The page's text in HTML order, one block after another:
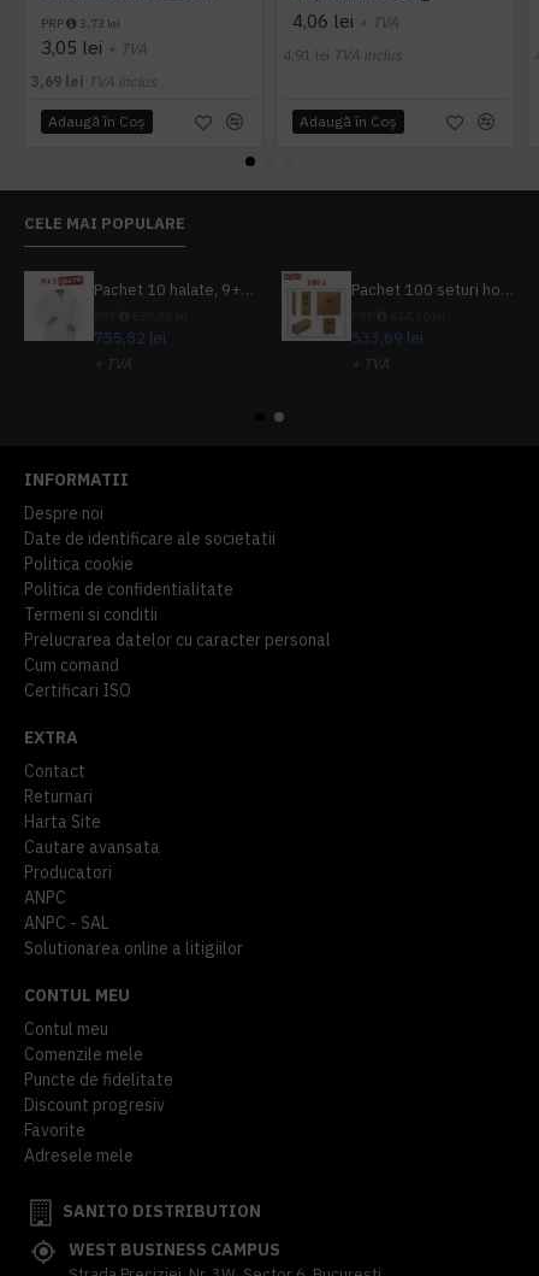
PRP 3,73 lei
3,05 lei + TVA
3,69 lei TVA inclus
Adaugă în Coş
4,06 lei + TVA
4,91 lei TVA inclus
Adaugă în Coş
CELE MAI POPULARE
Pachet 10 halate, 9+1 gratuit
755,82 lei
+ TVA
Pachet 100 seturi hoteliere, set dentar, set barbierit, casca de dus, pila unghii, set cusut
533,69 lei
+ TVA
INFORMATII
Despre noi
Date de identificare ale societatii
Politica cookie
Politica de confidentialitate
Termeni si conditii
Prelucrarea datelor cu caracter personal
Cum comand
Certificari ISO
EXTRA
Contact
Returnari
Harta Site
Cautare avansata
Producatori
ANPC
ANPC - SAL
Solutionarea online a litigiilor
CONTUL MEU
Contul meu
Comenzile mele
Puncte de fidelitate
Discount progresiv
Favorite
Adresele mele
SANITO DISTRIBUTION
WEST BUSINESS CAMPUS